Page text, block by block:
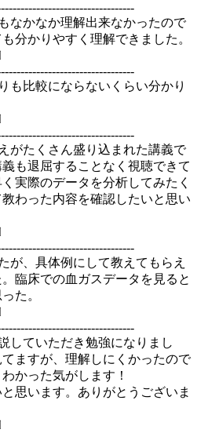
なかなか理解出来なかったので
分かりやすく理解できました。
も比較にならないくらい分かり
がたくさん盛り込まれた講義で
も退屈することなく視聴できて
実際のデータを分析してみたく
わった内容を確認したいと思い
が、具体例にして教えてもらえ
臨床での血ガスデータを見ると
た。
していただき勉強になりまし
ますが、理解しにくかったので
かった気がします！
思います。ありがとうございま